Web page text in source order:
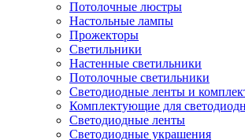
Потолочные люстры
Настольные лампы
Прожекторы
Светильники
Настенные светильники
Потолочные светильники
Светодиодные ленты и
Комплектующие для
Светодиодные ленты
Светодиодные украшения